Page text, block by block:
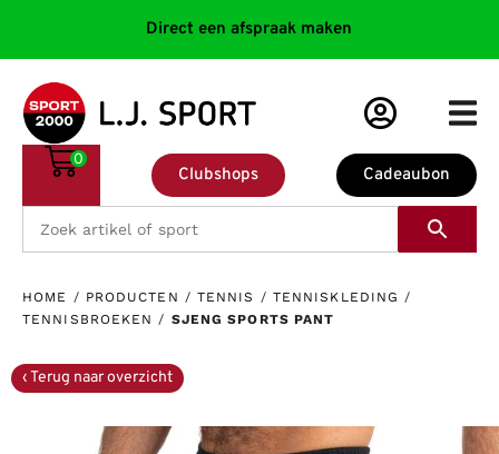
Direct een afspraak maken
Cadeaubon
Clubshops
0
HOME / PRODUCTEN / TENNIS / TENNISKLEDING /
TENNISBROEKEN / SJENG SPORTS PANT